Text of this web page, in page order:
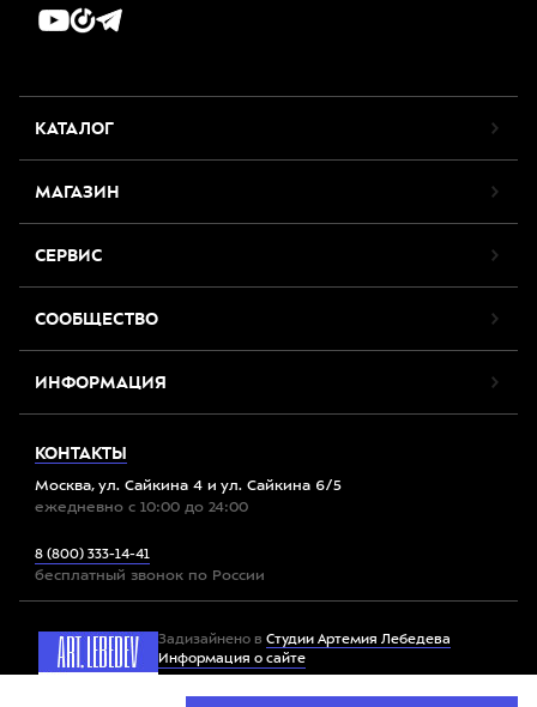
КАТАЛОГ
МАГАЗИН
СЕРВИС
СООБЩЕСТВО
ИНФОРМАЦИЯ
КОНТАКТЫ
Москва, ул. Сайкина 4 и ул. Сайкина 6/5
ежедневно с 10:00 до 24:00
8 (800) 333-14-41
бесплатный звонок по России
Задизайнено в Студии Артемия Лебедева
Информация о сайте